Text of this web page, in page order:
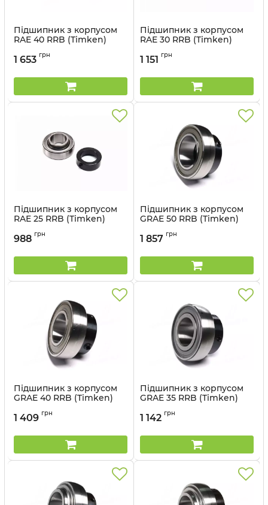
Підшипник з корпусом
RAE 40 RRB (Timken)
1 653 грн
Підшипник з корпусом
RAE 30 RRB (Timken)
1 151 грн
Підшипник з корпусом
RAE 25 RRB (Timken)
988 грн
Підшипник з корпусом
GRAE 50 RRB (Timken)
1 857 грн
Підшипник з корпусом
GRAE 40 RRB (Timken)
1 409 грн
Підшипник з корпусом
GRAE 35 RRB (Timken)
1 142 грн